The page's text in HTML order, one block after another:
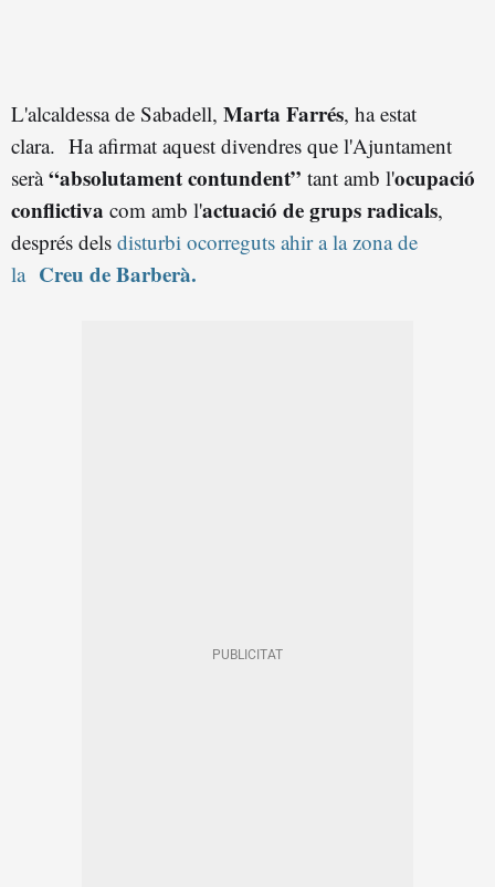
L'alcaldessa de Sabadell, Marta Farrés, ha estat
clara. Ha afirmat aquest divendres que l'Ajuntament
serà“absolutament contundent” tant amb l'ocupació
conflictiva com amb l'actuació de grups radicals,
després dels disturbi ocorreguts ahir a la zona de
la Creu de Barberà.